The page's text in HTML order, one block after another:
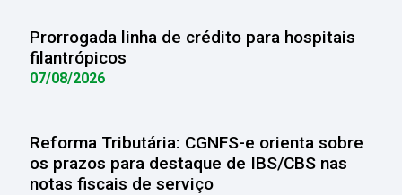
Prorrogada linha de crédito para hospitais
filantrópicos
07/08/2026
Reforma Tributária: CGNFS-e orienta sobre
os prazos para destaque de IBS/CBS nas
notas fiscais de serviço